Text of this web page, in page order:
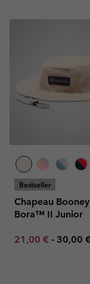
Bestseller
Chapeau
Bora™ II Junior
Minimum sale
21,00 € - 30,00 €